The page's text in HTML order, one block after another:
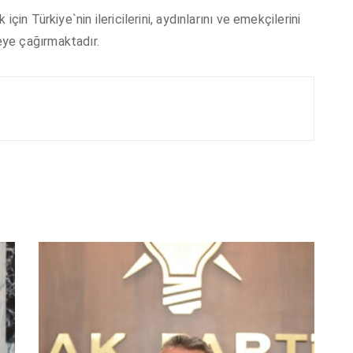
Türkiye`nin ilericilerini, aydınlarını ve emekçilerini
çağırmaktadır.